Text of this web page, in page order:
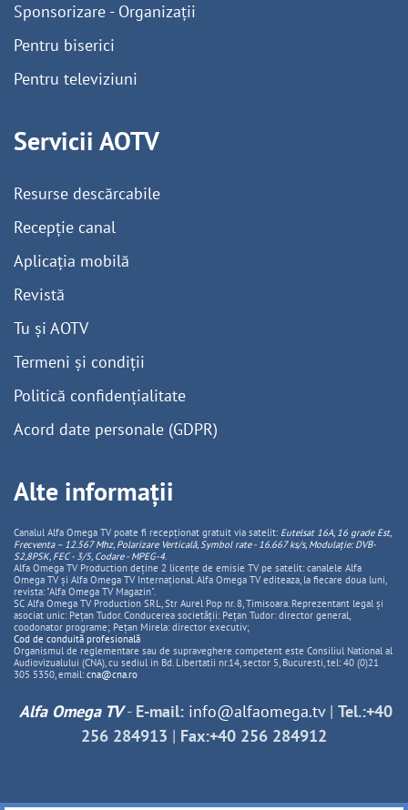
Sponsorizare - Organizații
Pentru biserici
Pentru televiziuni
Servicii AOTV
Resurse descărcabile
Recepție canal
Aplicația mobilă
Revistă
Tu și AOTV
Termeni și condiții
Politică confidențialitate
Acord date personale (GDPR)
Alte informații
Canalul Alfa Omega TV poate fi recepționat gratuit via satelit: Eutelsat 16A, 16 grade Est,
Frecventa – 12.567 Mhz, PolarizareVerticală, Symbol rate - 16.667 ks/s, Modulație: DVB-
S2,8PSK, FEC - 3/5, Codare - MPEG-4.
Alfa Omega TV Production deține 2 licențe de emisie TV pe satelit: canalele Alfa
Omega TV și Alfa Omega TV Internațional. Alfa Omega TV editeaza, la fiecare doua luni,
revista: "Alfa Omega TV Magazin".
SC Alfa Omega TV Production SRL, Str Aurel Pop nr. 8, Timisoara. Reprezentant legal și
asociat unic: Pețan Tudor. Conducerea societății: Pețan Tudor: director general,
coodonator programe; Pețan Mirela: director executiv;
Cod de conduită profesională
Organismul de reglementare sau de supraveghere competent este Consiliul National al
Audiovizualului (CNA), cu sediul in Bd. Libertatii nr.14, sector 5, Bucuresti, tel: 40 (0)21
305 5350, email: cna@cna.ro
Alfa Omega TV- E-mail: info@alfaomega.tv| Tel.:+40
256 284913 | Fax:+40 256 284912